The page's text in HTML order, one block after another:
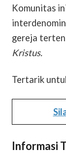
Komunitas
gereja
Kristus.
Tertarik
Informasi